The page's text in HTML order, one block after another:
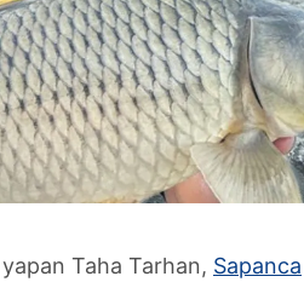
yapan Taha Tarhan, Sapanca